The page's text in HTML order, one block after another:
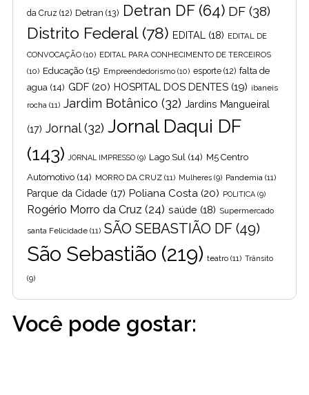
da Cruz (12) Detran (13) Detran DF(64) DF (38)
Distrito Federal(78) EDITAL (18) EDITAL DE
CONVOCAÇÃO (10) EDITAL PARA CONHECIMENTO DE TERCEIROS
(10) Educação (15) Empreendedorismo (10) esporte (12) falta de
agua (14) GDF (20) HOSPITAL DOS DENTES (19) ibaneis
rocha (11) Jardim Botânico (32) Jardins Mangueiral
(17) Jornal(32) Jornal Daqui DF
(143)
JORNAL IMPRESSO (9) Lago Sul (14) M5 Centro
Automotivo (14) MORRO DA CRUZ (11) Mulheres (9) Pandemia (11)
Parque da Cidade (17) Poliana Costa (20) POLITICA (9)
Rogério Morro da Cruz (24) saúde (18) Supermercado
santa Felicidade (11) SÃO SEBASTIÃO DF (49)
São Sebastião (219) teatro (11) Trânsito
(9)
Você pode gostar: